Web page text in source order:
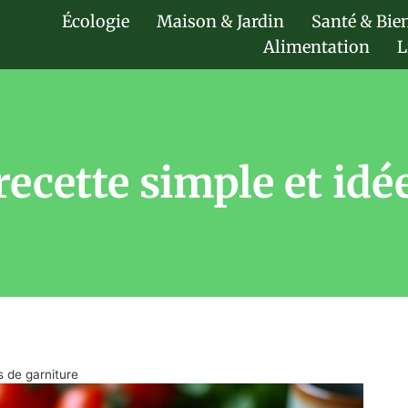
Écologie Maison & Jardin
Santé &
Alimentation
simple et
de garniture